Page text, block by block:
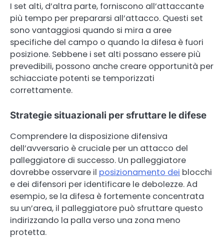
I set alti, d’altra parte, forniscono all’attaccante
più tempo per prepararsi all’attacco. Questi set
sono vantaggiosi quando si mira a aree
specifiche del campo o quando la difesa è fuori
posizione. Sebbene i set alti possano essere più
prevedibili, possono anche creare opportunità per
schiacciate potenti se temporizzati
correttamente.
Strategie situazionali per sfruttare le difese
Comprendere la disposizione difensiva
dell’avversario è cruciale per un attacco del
palleggiatore di successo. Un palleggiatore
dovrebbe osservare il posizionamento dei blocchi
e dei difensori per identificare le debolezze. Ad
esempio, se la difesa è fortemente concentrata
su un’area, il palleggiatore può sfruttare questo
indirizzando la palla verso una zona meno
protetta.